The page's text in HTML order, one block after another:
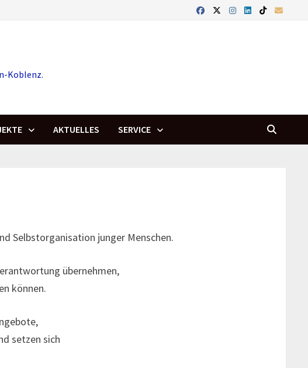
Koblenz.
AKTUELLES SERVICE
Selbstorganisation junger Menschen.
übernehmen,
können.
setzen sich